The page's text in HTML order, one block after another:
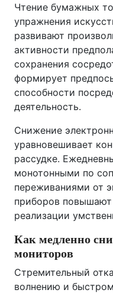
Чтение бумажных
упражнения
развивают
активности
сохранения
формирует
способности
деятельность.
Снижение
уравновешивает
рассудке.
монотонными по
переживаниями от
приборов повышают
реализации
Как медленно
мониторов
Стремительный
волнению и